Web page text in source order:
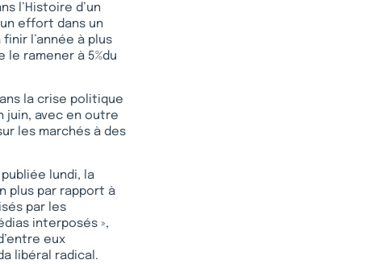
l’Histoire d’un
effort dans un
l’année à plus
le ramener à 5%du
la crise politique
juin, avec en outre
les marchés à des
lundi, la
plus par rapport à
par les
interposés »,
eux
libéral radical.